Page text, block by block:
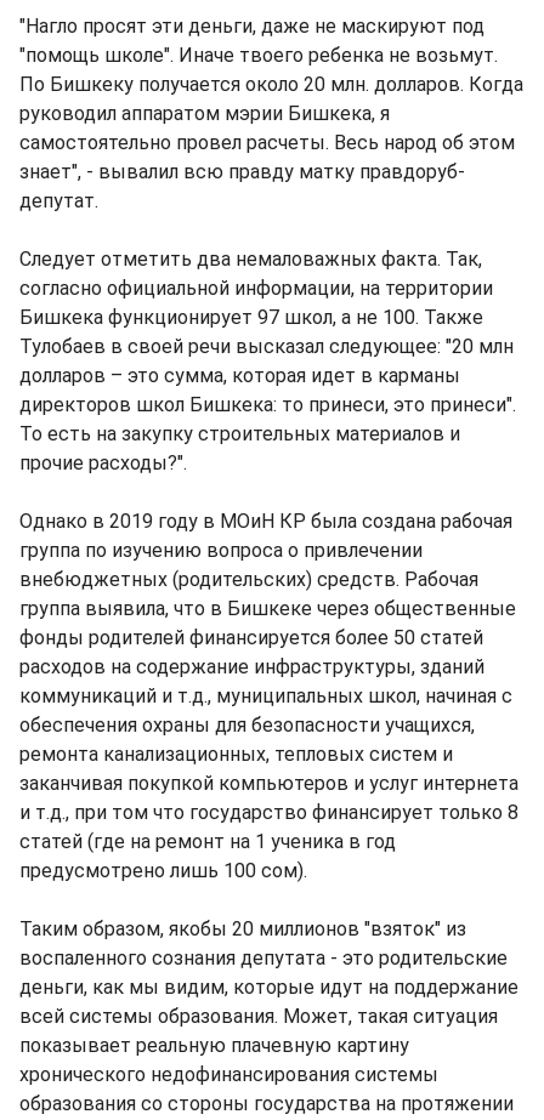
"Нагло просят эти деньги, даже не маскируют под
"помощь школе". Иначе твоего ребенка не возьмут.
По Бишкеку получается около 20 млн. долларов. Когда
руководил аппаратом мэрии Бишкека, я
самостоятельно провел расчеты. Весь народ об этом
знает", - вывалил всю правду матку правдоруб-
депутат.
Следует отметить два немаловажных факта. Так,
согласно официальной информации, на территории
Бишкека функционирует 97 школ, а не 100. Также
Тулобаев в своей речи высказал следующее: "20 млн
долларов – это сумма, которая идет в карманы
директоров школ Бишкека: то принеси, это принеси".
То есть на закупку строительных материалов и
прочие расходы?".
Однако в 2019 году в МОиН КР была создана рабочая
группа по изучению вопроса о привлечении
внебюджетных (родительских) средств. Рабочая
группа выявила, что в Бишкеке через общественные
фонды родителей финансируется более 50 статей
расходов на содержание инфраструктуры, зданий
коммуникаций и т.д., муниципальных школ, начиная с
обеспечения охраны для безопасности учащихся,
ремонта канализационных, тепловых систем и
заканчивая покупкой компьютеров и услуг интернета
и т.д., при том что государство финансирует только 8
статей (где на ремонт на 1 ученика в год
предусмотрено лишь 100 сом).
Таким образом, якобы 20 миллионов "взяток" из
воспаленного сознания депутата - это родительские
деньги, как мы видим, которые идут на поддержание
всей системы образования. Может, такая ситуация
показывает реальную плачевную картину
хронического недофинансирования системы
образования со стороны государства на протяжении